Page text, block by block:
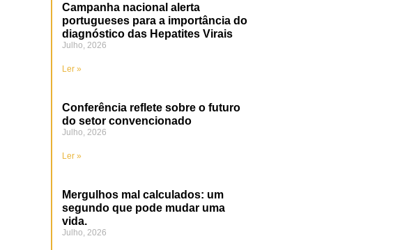
Campanha nacional alerta
portugueses para a importância do
diagnóstico das Hepatites Virais
Julho, 2026
Ler »
Conferência reflete sobre o futuro
do setor convencionado
Julho, 2026
Ler »
Mergulhos mal calculados: um
segundo que pode mudar uma
vida.
Julho, 2026